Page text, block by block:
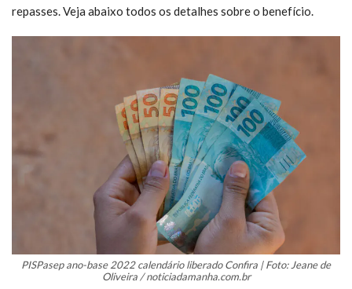
repasses. Veja abaixo todos os detalhes sobre o benefício.
PISPasep ano-base 2022 calendário liberado Confira | Foto: Jeane de
Oliveira / noticiadamanha.com.br